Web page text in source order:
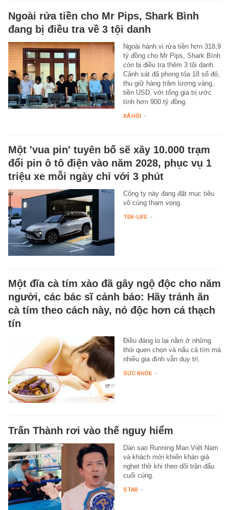
Ngoài rửa tiền cho Mr Pips, Shark Bình
đang bị điều tra về 3 tội danh
Ngoài hành vi rửa tiền hơn 318,9
tỷ đồng cho Mr Pips, Shark Bình
còn bị điều tra thêm 3 tội danh.
Cảnh sát đã phong tỏa 18 sổ đỏ,
thu giữ hàng trăm lượng vàng,
tiền USD, với tổng giá trị ước
tính hơn 900 tỷ đồng.
XÃ HỘI -
Một 'vua pin' tuyên bố sẽ xây 10.000 trạm
đổi pin ô tô điện vào năm 2028, phục vụ 1
triệu xe mỗi ngày chỉ với 3 phút
Công ty này đang đặt mục tiêu
vô cùng tham vọng.
TEK-LIFE -
Một đĩa cà tím xào đã gây ngộ độc cho năm
người, các bác sĩ cảnh báo: Hãy tránh ăn
cà tím theo cách này, nó độc hơn cả thạch
tín
Điều đáng lo lại nằm ở những
thói quen chọn và nấu cà tím mà
nhiều gia đình vẫn duy trì.
SỨC KHỎE -
Trấn Thành rơi vào thế nguy hiểm
Dàn sao Running Man Việt Nam
và khách mời khiến khán giả
nghẹt thở khi theo dõi trận đấu
cuối cùng.
STAR -